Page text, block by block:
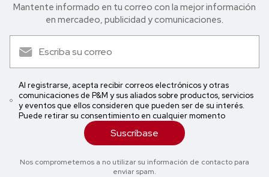
Mantente informado en tu correo con la mejor in formación
en mercadeo, publicidad y comunicaciones.
Al registrarse, acepta recibir correos electrónicos y otras
comunicaciones de P&M y sus aliados sobre productos, servicios
y eventos que ellos consideren que pueden ser de su interés.
Puede retirar su consentimiento en cualquier momento
Suscríbase
Nos comprometemos a no utilizar su información de contacto para
enviar spam.